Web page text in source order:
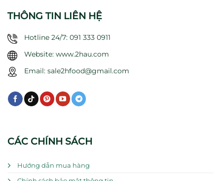
THÔNG TIN LIÊN HỆ
Hotline 24/7: 091 333 0911
Website: www.2hau.com
Email: sale2hfood@gmail.com
CÁC CHÍNH SÁCH
Hướng dẫn mua hàng